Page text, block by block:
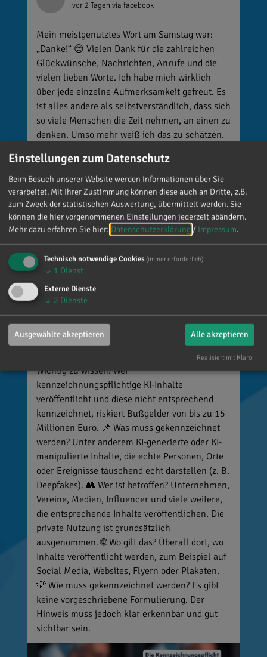
vor 2 Tagen via facebook
Mein meistgenutztes Wort am Samstag war:
„Danke!“ 😊 Vielen Dank für die zahlreichen
Glückwünsche, Nachrichten, Anrufe und die
vielen lieben Worte. Ich habe mich wirklich
über jede einzelne Aufmerksamkeit gefreut. Es
ist alles andere als selbstverständlich, dass sich
so viele Menschen die Zeit nehmen, an einen zu
denken. Umso mehr weiß ich das zu schätzen.
Reinhard Brandl
vor 3 Tagen
🚨 Neues EU-Gesetz seit dem 2. August! Ab
sofort gelten neue Vorschriften für die
Kennzeichnung bestimmter KI-Inhalte. ⚠️
Wichtig zu wissen: Wer
kennzeichnungspflichtige KI-Inhalte
veröffentlicht und diese nicht entsprechend
kennzeichnet, riskiert Bußgelder von bis zu 15
Millionen Euro. 📌 Was muss gekennzeichnet
werden? Unter anderem KI-generierte oder KI-
manipulierte Inhalte, die echte Personen, Orte
oder Ereignisse täuschend echt darstellen (z. B.
Deepfakes). 👥 Wer ist betroffen? Unternehmen,
Vereine, Medien, Influencer und viele weitere,
die entsprechende Inhalte veröffentlichen. Die
private Nutzung ist grundsätzlich
ausgenommen. 🌐 Wo gilt das? Überall dort, wo
Inhalte veröffentlicht werden, zum Beispiel auf
Social Media, Websites, Flyern oder Plakaten.
💡 Wie muss gekennzeichnet werden? Es gibt
keine vorgeschriebene Formulierung. Der
Hinweis muss jedoch klar erkennbar und gut
sichtbar sein.
Einstellungen zum Datenschutz
Beim Besuch unserer Website werden Informationen über Sie
verarbeitet. Mit Ihrer Zustimmung können diese auch an Dritte, z.B.
zum Zweck der statistischen Auswertung, übermittelt werden. Sie
können die hier vorgenommenen Einstellungen jederzeit abändern.
Mehr dazu erfahren Sie hier: Datenschutzerklärung / Impressum.
Technisch notwendige Cookies (immer erforderlich)
↓ 1 Dienst
Externe Dienste
↓ 2 Dienste
Ausgewählte akzeptieren Alle akzeptieren
Realisiert mit Klaro!